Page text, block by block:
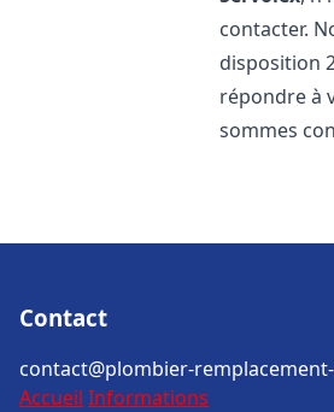
contacter.
disposition
répondre à
sommes
Contact
contact@plombier-
Accueil Informations